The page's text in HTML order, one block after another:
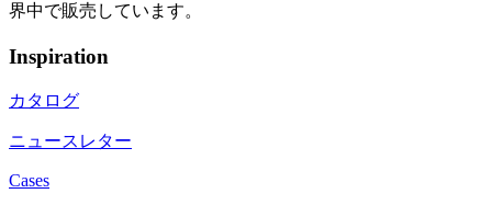
界中で販売しています。
Inspiration
カタログ
ニュースレター
Cases